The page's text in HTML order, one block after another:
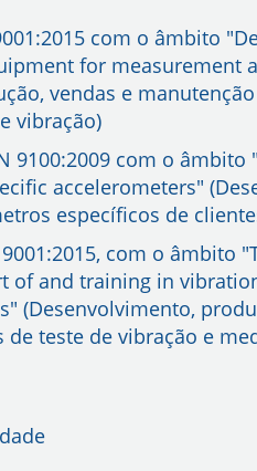
com o âmbito
for measurement
vendas e
vibração)
9100:2009 com o
accelerometers"
específicos de
9001:2015, com o âmbito
of and training in
(Desenvolvimento,
teste de vibração e